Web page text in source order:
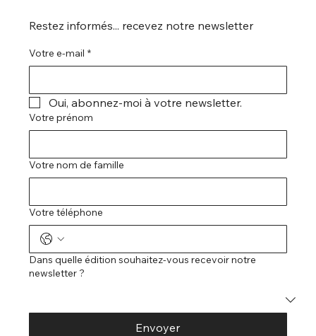
Restez informés... recevez notre newsletter
Votre e-mail *
Oui, abonnez-moi à votre newsletter.
Votre prénom
Votre nom de famille
Votre téléphone
Dans quelle édition souhaitez-vous recevoir notre
newsletter ?
Envoyer